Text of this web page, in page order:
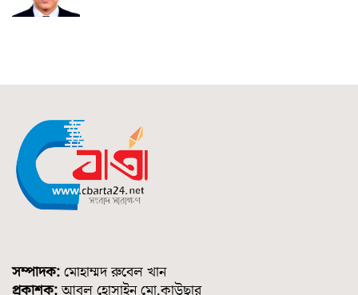
সম্পাদক: মোহাম্মদ রুবেল খান
প্রকাশক:আবুল হোসাইন মো.কাউছার